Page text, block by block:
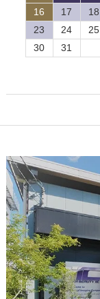
16
17 18
23
24 25
30
31